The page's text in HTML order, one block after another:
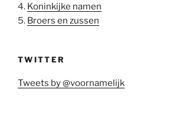
4. Koninkijke namen
5. Broers en zussen
TWITTER
Tweets by @voornamelijk